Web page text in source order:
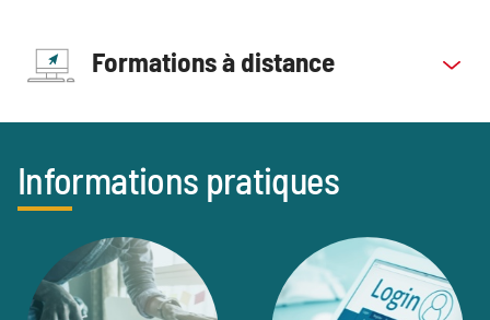
Formations à distance
Titre
Informations pratiques
info_pratique
image image